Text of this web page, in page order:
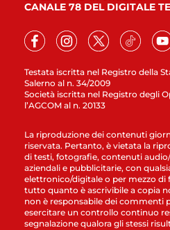
Testata iscritta nel Registro della
Salerno al n. 34/2009
Società iscritta nel Registro degli
l’AGCOM al n. 20133
CANALE 78 DEL DIGITALE
La riproduzione dei contenuti
riservata. Pertanto, è vietata la
di testi, fotografie, contenuti
aziendali e pubblicitarie, con
elettronico/digitale o per mezzo di
tutto quanto è ascrivibile a copia
non è responsabile dei commenti
esercitare un controllo continuo
segnalazione qualora gli stessi